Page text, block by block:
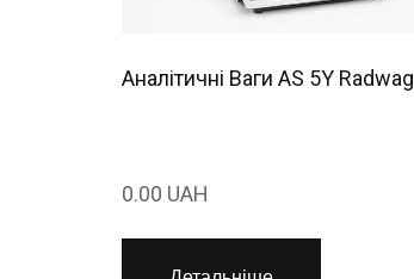
Аналітичні Ваги AS 5Y Radwag
0.00 UAH